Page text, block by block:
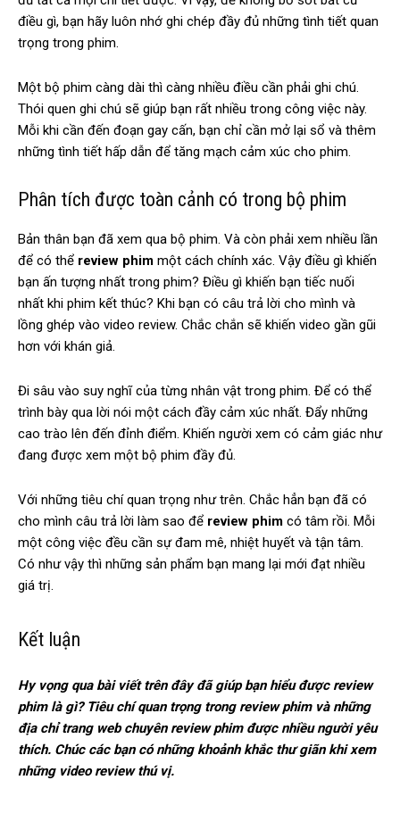
điều gì, bạn hãy luôn nhớ ghi chép đầy đủ những tình tiết quan
trọng trong phim.
Một bộ phim càng dài thì càng nhiều điều cần phải ghi chú.
Thói quen ghi chú sẽ giúp bạn rất nhiều trong công việc này.
Mỗi khi cần đến đoạn gay cấn, bạn chỉ cần mở lại sổ và thêm
những tình tiết hấp dẫn để tăng mạch cảm xúc cho phim.
Phân tích được toàn cảnh có trong bộ phim
Bản thân bạn đã xem qua bộ phim. Và còn phải xem nhiều lần
để có thể review phim một cách chính xác. Vậy điều gì khiến
bạn ấn tượng nhất trong phim? Điều gì khiến bạn tiếc nuối
nhất khi phim kết thúc? Khi bạn có câu trả lời cho mình và
lồng ghép vào video review. Chắc chắn sẽ khiến video gần gũi
hơn với khán giả.
Đi sâu vào suy nghĩ của từng nhân vật trong phim. Để có thể
trình bày qua lời nói một cách đầy cảm xúc nhất. Đẩy những
cao trào lên đến đỉnh điểm. Khiến người xem có cảm giác như
đang được xem một bộ phim đầy đủ.
Với những tiêu chí quan trọng như trên. Chắc hẳn bạn đã có
cho mình câu trả lời làm sao để review phim có tâm rồi. Mỗi
một công việc đều cần sự đam mê, nhiệt huyết và tận tâm.
Có như vậy thì những sản phẩm bạn mang lại mới đạt nhiều
giá trị.
Kết luận
Hy vọng qua bài viết trên đây đã giúp bạn hiểu được review
phim là gì? Tiêu chí quan trọng trong review phim và những
địa chỉ trang web chuyên review phim được nhiều người yêu
thích. Chúc các bạn có những khoảnh khắc thư giãn khi xem
những video review thú vị.